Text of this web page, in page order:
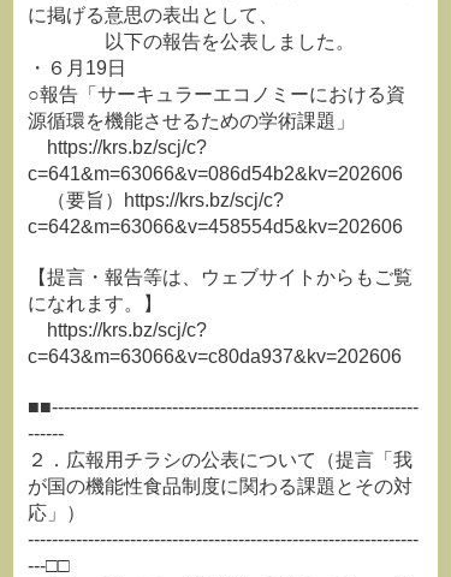
に掲げる意思の表出として、
以下の報告を公表しました。
・６月19日
○報告「サーキュラーエコノミーにおける資
源循環を機能させるための学術課題」
https://krs.bz/scj/c?
c=641&m=63066&v=086d54b2&kv=202606
（要旨）https://krs.bz/scj/c?
c=642&m=63066&v=458554d5&kv=202606
【提言・報告等は、ウェブサイトからもご覧
になれます。】
https://krs.bz/scj/c?
c=643&m=63066&v=c80da937&kv=202606
■■-------------------------------------------------------------
------
２．広報用チラシの公表について（提言「我
が国の機能性食品制度に関わる課題とその対
応」）
-----------------------------------------------------------------
---□□